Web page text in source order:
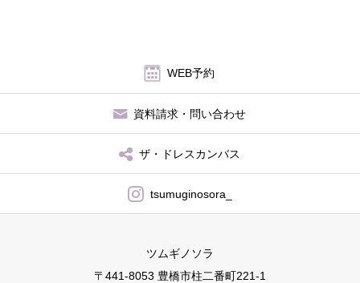
WEB予約
資料請求・問い合わせ
ザ・ドレスカンバス
tsumuginosora_
ツムギノソラ
〒441-8053 豊橋市柱二番町221-1